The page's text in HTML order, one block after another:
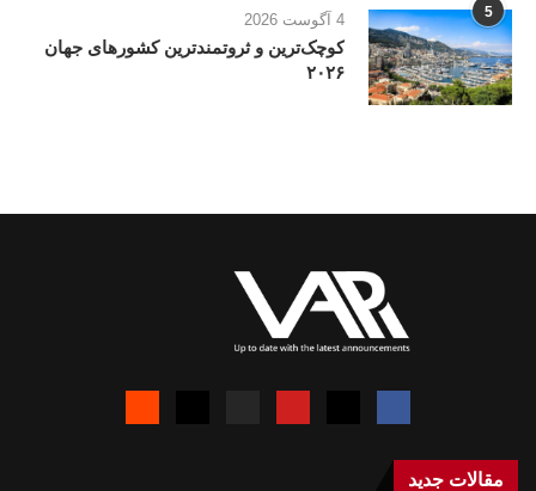
5 4 آگوست 2026
کوچک‌ترین و ثروتمندترین کشورهای جهان
۲۰۲۶
مقالات جدید